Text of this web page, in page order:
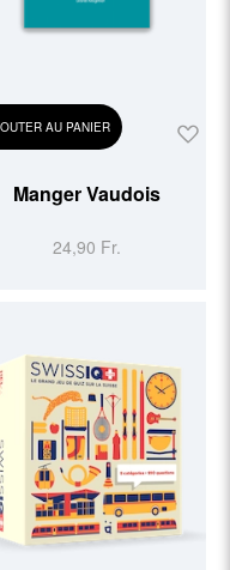
AU PANIER
Manger Vaudois
24,90 Fr.